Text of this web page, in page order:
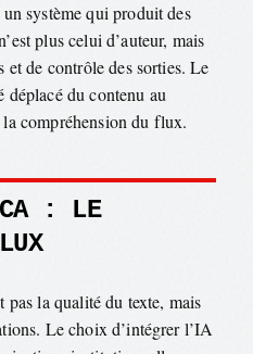
système qui produit des
plus celui d’auteur, mais
et de contrôle des sorties. Le
déplacé du contenu au
compréhension du flux.
: LE
pas la qualité du texte, mais
Le choix d’intégrer l’IA